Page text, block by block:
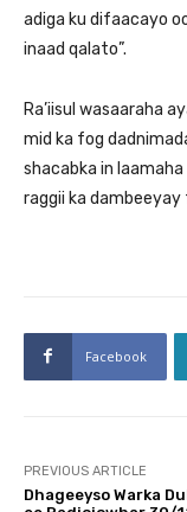
adiga ku difaacayo
inaad qalato”.
Ra’iisul wasaaraha
mid ka fog
shacabka in
raggii ka dambeeyay
Facebook
PREVIOUS ARTICLE
Dhageeyso Warka